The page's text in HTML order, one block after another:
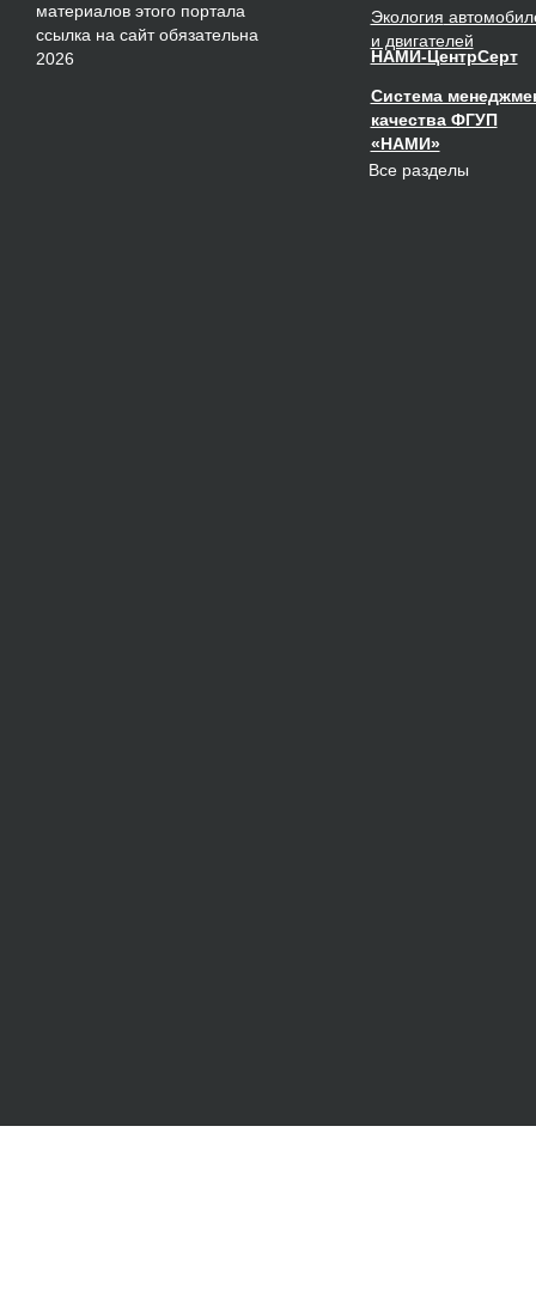
материалов этого портала
ссылка на сайт обязательна
2026
Экология
и двигателей
НАМИ-ЦентрСерт
Система
качества ФГУП
«НАМИ»
Все разделы